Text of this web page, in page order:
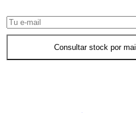
Consultar stock por mail